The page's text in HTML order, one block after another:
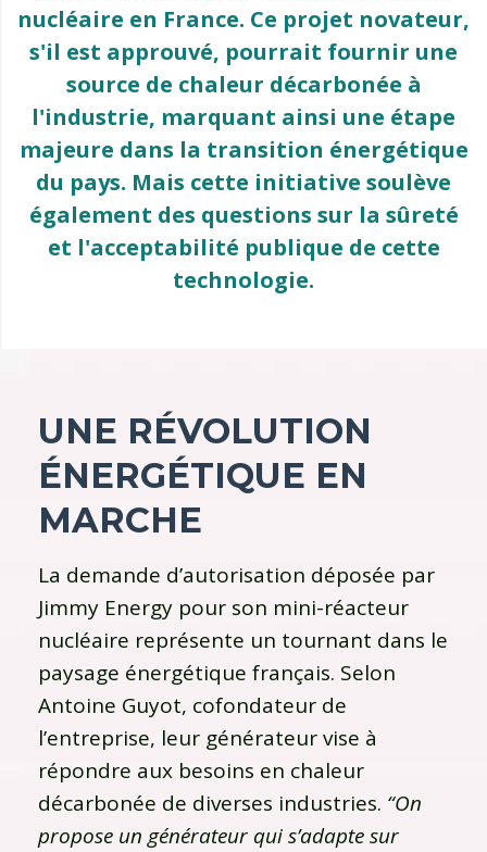
nucléaire en France. Ce projet novateur,
s'il est approuvé, pourrait fournir une
source de chaleur décarbonée à
l'industrie, marquant ainsi une étape
majeure dans la transition énergétique
du pays. Mais cette initiative soulève
également des questions sur la sûreté
et l'acceptabilité publique de cette
technologie.
UNE RÉVOLUTION
ÉNERGÉTIQUE EN
MARCHE
La demande d’autorisation déposée par
Jimmy Energy pour son mini-réacteur
nucléaire représente un tournant dans le
paysage énergétique français. Selon
Antoine Guyot, cofondateur de
l’entreprise, leur générateur vise à
répondre aux besoins en chaleur
décarbonée de diverses industries. “On
propose un générateur qui s’adapte sur